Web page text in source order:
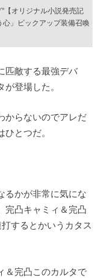
【オリジナル小説発売記
」ピックアップ装備召喚
匹敵する最強デバ
登場した。
からないのでアレだ
とつだ。
るかが非常に気にな
完凸キャミィ＆完凸
するとかいうカタス
＆完凸このカルタで